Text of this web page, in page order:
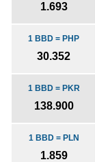
1.693
1 BBD = PHP
30.352
1 BBD = PKR
138.900
1 BBD = PLN
1.859